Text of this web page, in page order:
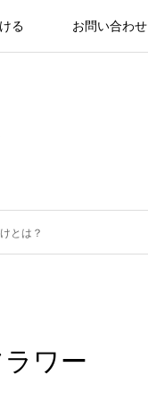
る お問い合わせ
とは？
ワー